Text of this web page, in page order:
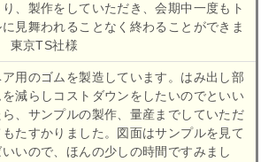
り、製作をしていただき、会期中一度もト
に見舞われることなく終わることができま
東京TS社様
ア用のゴムを製造しています。はみ出し部
減らしコストダウンをしたいのでといい
ら、サンプルの製作、量産までしていただ
もたすかりました。図面はサンプルを見て
いので、ほんの少しの時間ですみまし